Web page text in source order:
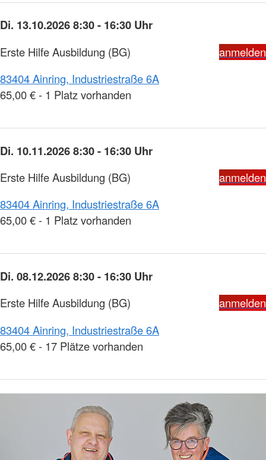
Di. 13.10.2026 8:30 - 16:30 Uhr
Erste Hilfe Ausbildung (BG)
anmelden
83404 Ainring, Industriestraße 6A
65,00 € - 1 Platz vorhanden
Di. 10.11.2026 8:30 - 16:30 Uhr
Erste Hilfe Ausbildung (BG)
anmelden
83404 Ainring, Industriestraße 6A
65,00 € - 1 Platz vorhanden
Di. 08.12.2026 8:30 - 16:30 Uhr
Erste Hilfe Ausbildung (BG)
anmelden
83404 Ainring, Industriestraße 6A
65,00 € - 17 Plätze vorhanden